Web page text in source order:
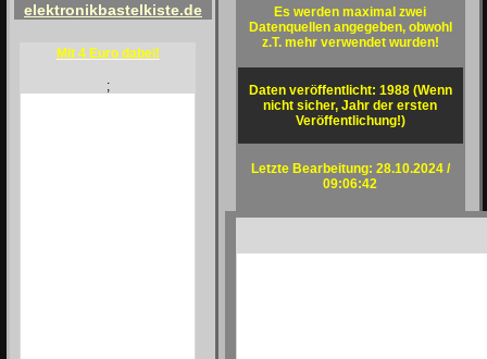
elektronikbastelkiste.de
Mit 4 Euro dabei!
;
Es werden maximal zwei
Datenquellen angegeben, obwohl
z.T. mehr verwendet wurden!
Daten veröffentlicht: 1988 (Wenn
nicht sicher, Jahr der ersten
Veröffentlichung!)
Letzte Bearbeitung: 28.10.2024 /
09:06:42